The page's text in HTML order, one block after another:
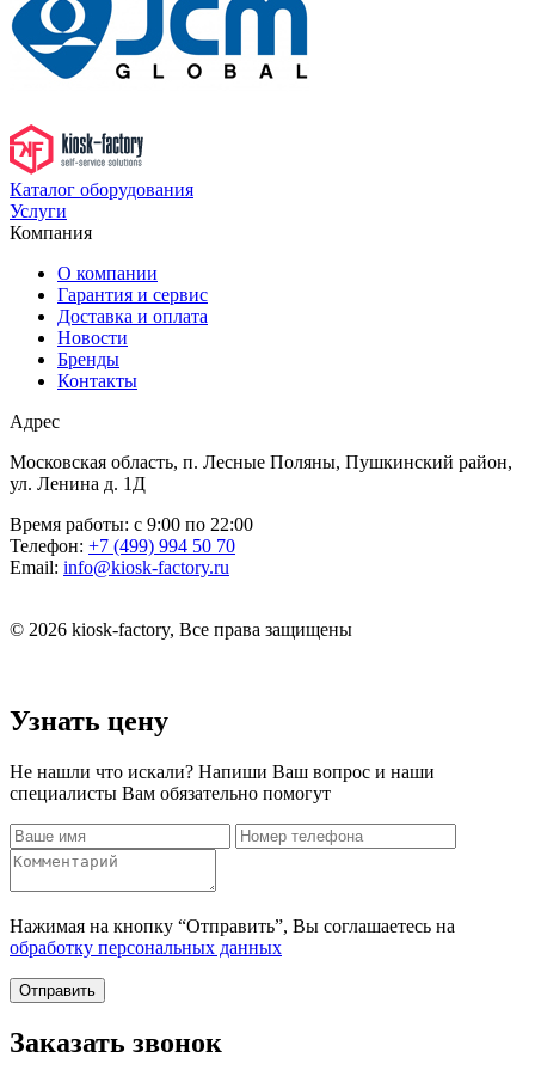
Каталог оборудования
Услуги
Компания
О компании
Гарантия и сервис
Доставка и оплата
Новости
Бренды
Контакты
Адрес
Московская область, п. Лесные Поляны, Пушкинский район,
ул. Ленина д. 1Д
Время работы: с 9:00 по 22:00
Телефон: +7 (499) 994 50 70
Email: info@kiosk-factory.ru
© 2026 kiosk-factory, Все права защищены
Узнать цену
Не нашли что искали? Напиши Ваш вопрос и наши
специалисты Вам обязательно помогут
Нажимая на кнопку “Отправить”, Вы соглашаетесь на
обработку персональных данных
Отправить
Заказать звонок